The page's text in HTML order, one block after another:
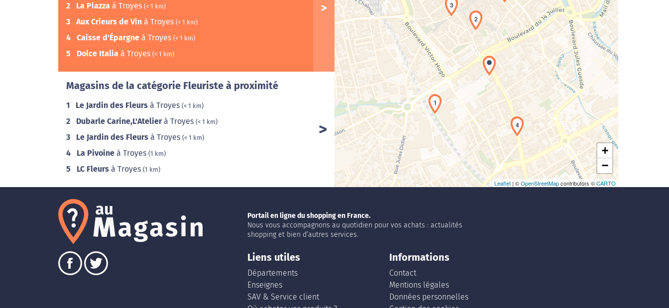
2 La Piazza à Troyes (< 1 km)
3 Aux Crieurs de Vin à Troyes (< 1 km)
4 Caisse d'Épargne à Troyes (< 1 km)
5 Dolce Italia à Troyes (< 1 km)
Magasins de la catégorie Fleuriste à proximité
1 Le Jardin des Fleurs à Troyes (< 1 km)
2 Dubarle Carine,L'Atelierà Troyes (< 1 km)
3 Le Jardin des Fleurs à Troyes (< 1 km)
4 La Pivoine à Troyes (1 km)
5 LC Fleurs à Troyes (1 km)
Chargement de la carte en cours...
1
2
3
4
+
−
Leaflet | ©OpenStreetMapcontributors ©CARTO
Portail en ligne du shopping en France.
Nous vous accompagnons au quotidien pour vos achats : actualités
shopping et bien d’autres services.
Liens utiles
Départements
Enseignes
SAV & Service client
Informations
Contact
Mentions légales
Données personnelles